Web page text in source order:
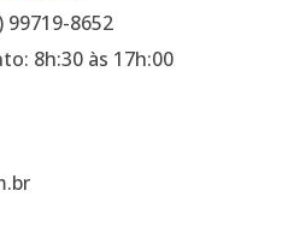
8652
8h:30 às 17h:00